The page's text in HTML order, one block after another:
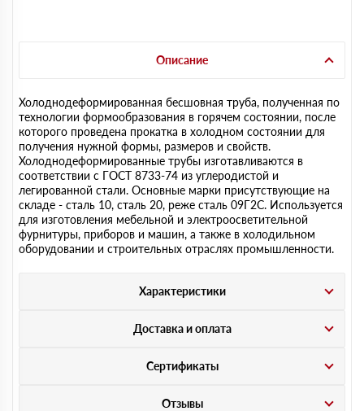
Описание
Холоднодеформированная бесшовная труба, полученная по
технологии формообразования в горячем состоянии, после
которого проведена прокатка в холодном состоянии для
получения нужной формы, размеров и свойств.
Холоднодеформированные трубы изготавливаются в
соответствии с ГОСТ 8733-74 из углеродистой и
легированной стали. Основные марки присутствующие на
складе - сталь 10, сталь 20, реже сталь 09Г2С. Используется
для изготовления мебельной и электроосветительной
фурнитуры, приборов и машин, а также в холодильном
оборудовании и строительных отраслях промышленности.
Характеристики
Доставка и оплата
Сертификаты
Отзывы